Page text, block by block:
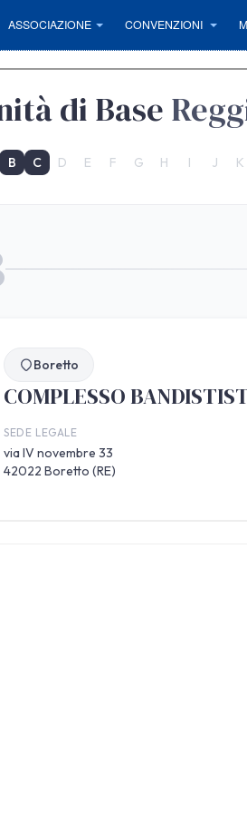
ASSOCIAZIONE CONVENZIONI